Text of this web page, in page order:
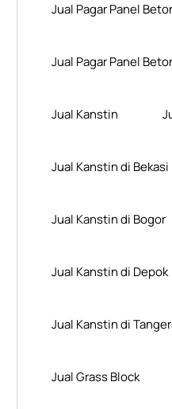
Jual Pagar Panel
Jual Pagar Panel
Jual Kanstin
Jual Kanstin di Bekasi
Jual Kanstin di Bogor
Jual Kanstin di Depok
Jual Kanstin di
Jual Grass Block